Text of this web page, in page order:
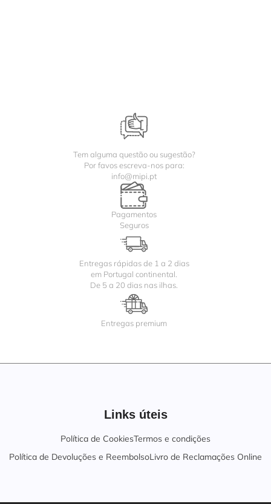
Tem alguma questão ou sugestão?
Por favos escreva-nos para:
info@mipi.pt
Pagamentos
Seguros
Entregas rápidas de 1 a 2 dias
em Portugal continental.
De 5 a 20 dias nas ilhas.
Entregas premium
Links úteis
Política de CookiesTermos e condições
Política de Devoluções e ReembolsoLivro de Reclamações Online